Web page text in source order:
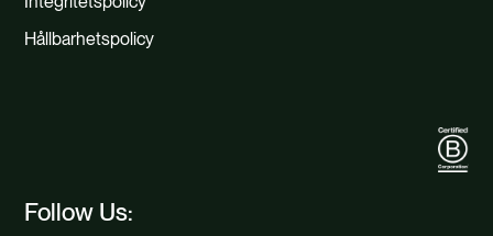
Follow Us:
Hållbarhetspolicy